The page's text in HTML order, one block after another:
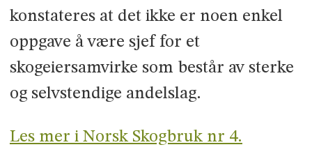
konstateres at det ikke er noen enkel
oppgave å være sjef for et
skogeiersamvirke som består av sterke
og selvstendige andelslag.
Les mer i Norsk Skogbruk nr 4.